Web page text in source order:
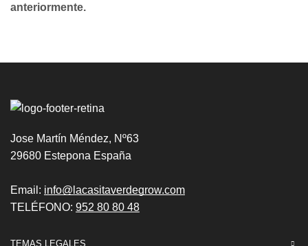
anteriormente.
Jose Martín Méndez, Nº63
29680 Estepona España
Email: info@lacasitaverdegrow.com
TELÉFONO: 952 80 80 48
TEMAS LEGALES